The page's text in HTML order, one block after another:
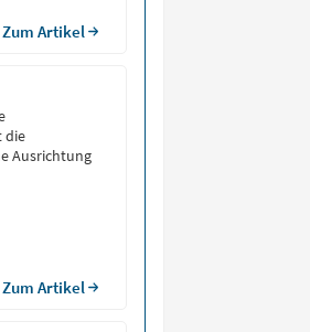
Zum Artikel
die
Ausrichtung
Zum Artikel